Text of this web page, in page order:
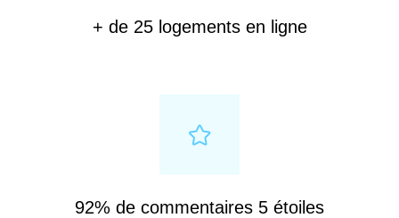
+ de 25 logements en ligne
92% de commentaires 5 étoiles